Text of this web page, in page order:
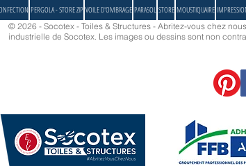
réduite à 5,5 % : SOCOTEX
les installateurs avec des
éligibles
R+T
Socotex
PERGOLA - STORE ZIP VOILE D'OMBRAGE PARASOL STORE MOUSTIQUAIRE
© 2026 - Socotex - Toiles & Structures - Abritez-vous chez
industrielle de Socotex. Les images ou dessins sont non